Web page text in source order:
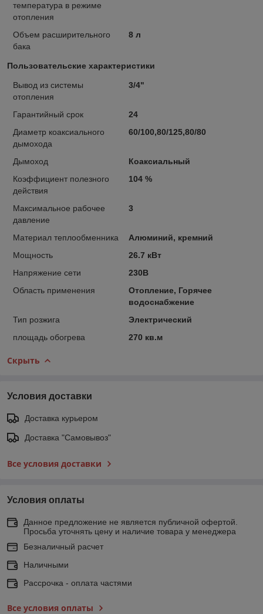
температура в режиме
отопления
Объем расширительного
бака
8 л
Пользовательские характеристики
Вывод из системы
отопления
3/4"
Гарантийный срок
24
Диаметр коаксиального
дымохода
60/100,80/125,80/80
Дымоход
Коаксиальный
Коэффициент полезного
действия
104 %
Максимальное рабочее
давление
3
Материал теплообменника
Алюминий, кремний
Мощность
26.7 кВт
Напряжение сети
230В
Область применения
Отопление, Горячее
водоснабжение
Тип розжига
Электрический
площадь обогрева
270 кв.м
Скрыть
Условия доставки
Доставка курьером
Доставка "Самовывоз"
Все условия доставки
Условия оплаты
Данное предложение не является публичной офертой.
Просьба уточнять цену и наличие товара у менеджера
Безналичный расчет
Наличными
Рассрочка - оплата частями
Все условия оплаты